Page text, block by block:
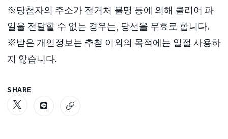
※당첨자의 주소가 전거처 불명 등에 의해 클리어 파
일을 전달할 수 없는 경우는, 당선을 무효로 합니다.
※받은 개인정보는 추첨 이외의 목적에는 일절 사용하
지 않습니다.
SHARE